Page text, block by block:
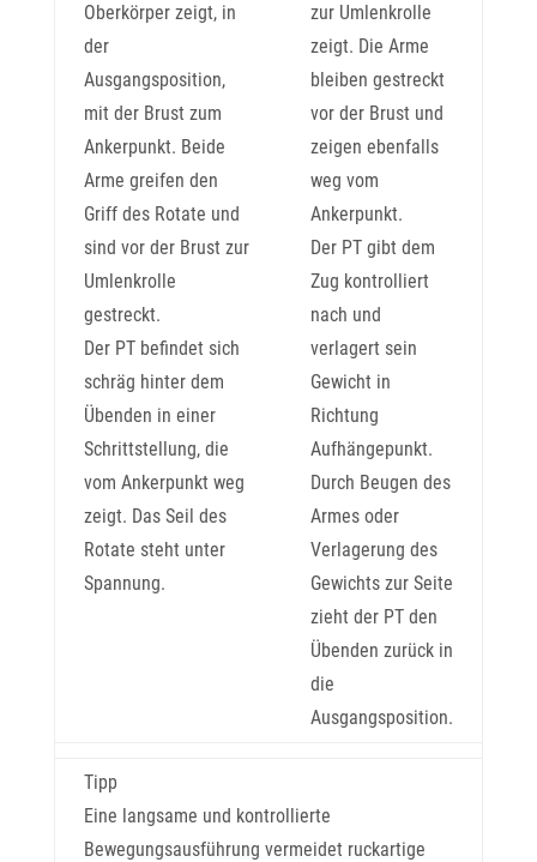
Oberkörper zeigt, in
der
Ausgangsposition,
mit der Brust zum
Ankerpunkt. Beide
Arme greifen den
Griff des Rotate und
sind vor der Brust zur
Umlenkrolle
gestreckt.
Der PT befindet sich
schräg hinter dem
Übenden in einer
Schrittstellung, die
vom Ankerpunkt weg
zeigt. Das Seil des
Rotate steht unter
Spannung.
zur Umlenkrolle
zeigt. Die Arme
bleiben gestreckt
vor der Brust und
zeigen ebenfalls
weg vom
Ankerpunkt.
Der PT gibt dem
Zug kontrolliert
nach und
verlagert sein
Gewicht in
Richtung
Aufhängepunkt.
Durch Beugen des
Armes oder
Verlagerung des
Gewichts zur Seite
zieht der PT den
Übenden zurück in
die
Ausgangsposition.
Tipp
Eine langsame und kontrollierte
Bewegungsausführung vermeidet ruckartige